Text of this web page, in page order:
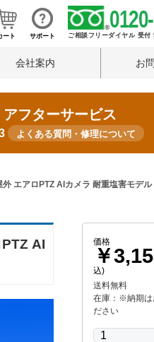
ート サポート ご相談フリーダイヤル 受
会社案内 お
フターサービス
よくある質問・修理について
エアロPTZ AIカメラ 耐重塩害モデル
AI
価格
￥
込)
送料無料
在庫：※納期は
ださい